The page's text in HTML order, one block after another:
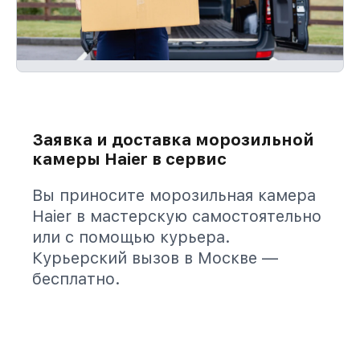
Заявка и доставка морозильной
камеры Haier в сервис
Вы приносите морозильная камера
Haier в мастерскую самостоятельно
или с помощью курьера.
Курьерский вызов в Москве —
бесплатно.